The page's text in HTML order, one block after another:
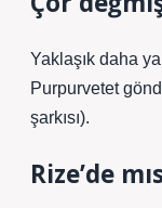
Yaklaşık daha
Purpurvetet
şarkısı).
Rize’de